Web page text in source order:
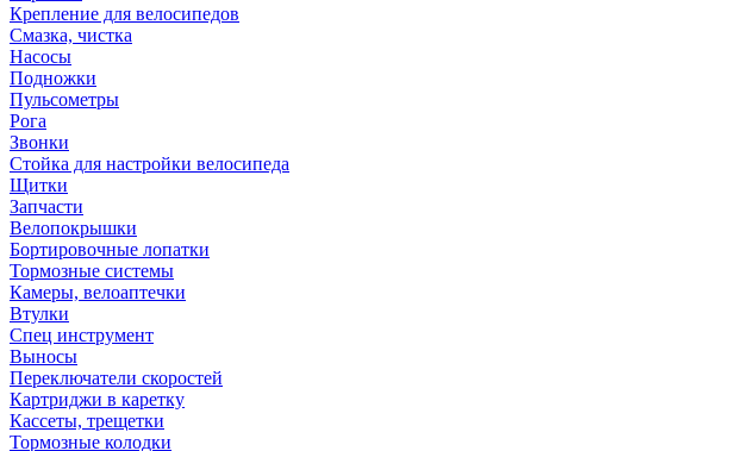
Крепление для велосипедов
Смазка, чистка
Насосы
Подножки
Пульсометры
Рога
Звонки
Стойка для настройки велосипеда
Щитки
Запчасти
Велопокрышки
Бортировочные лопатки
Тормозные системы
Камеры, велоаптечки
Втулки
Спец инструмент
Выносы
Переключатели скоростей
Картриджи в каретку
Кассеты, трещетки
Тормозные колодки